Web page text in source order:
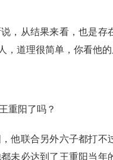
，从结果来看，也是存
，道理很简单，你看他
重阳了吗？
他联合另外六子都打不
未必达到了王重阳当年